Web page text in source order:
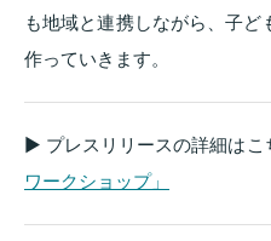
も地域と連携しながら、子
作っていきます。
▶ プレスリリースの詳細はこ
ワークショップ」